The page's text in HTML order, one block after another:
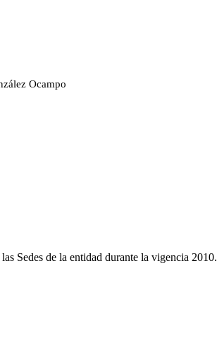
Ocampo
Sedes de la entidad durante la vigencia 2010.